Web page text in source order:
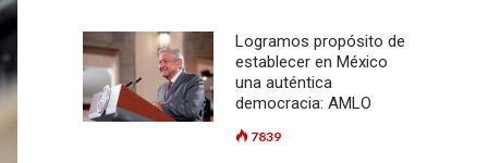
Logramos propósito de
establecer en México
una auténtica
democracia: AMLO
7839